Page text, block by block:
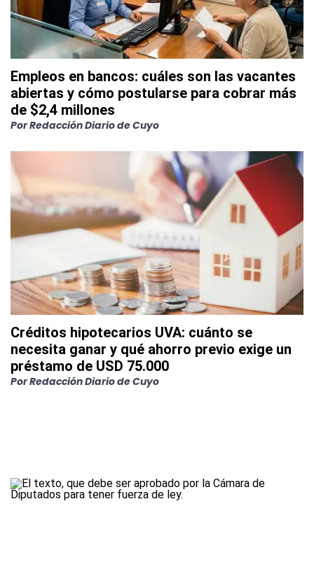
Empleos en bancos: cuáles son las vacantes
abiertas y cómo postularse para cobrar más
de $2,4 millones
PorRedacción Diario de Cuyo
Créditos hipotecarios UVA: cuánto se
necesita ganar y qué ahorro previo exige un
préstamo de USD 75.000
PorRedacción Diario de Cuyo